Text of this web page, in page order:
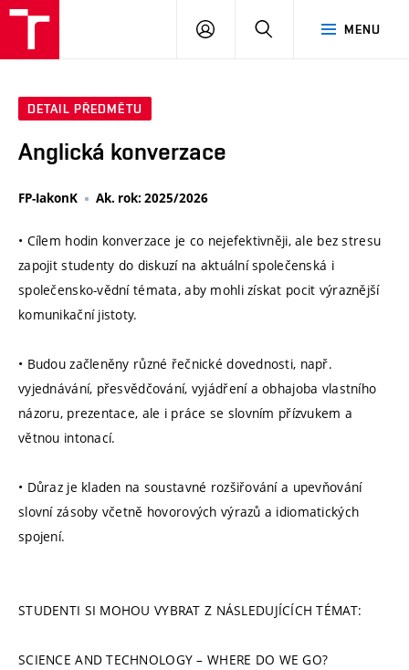
MENU
PŘIHLÁSIT
DETAIL PŘEDMĚTU
Anglická konverzace
FP-IakonK Ak. rok: 2025/2026
• Cílem hodin konverzace je co nejefektivněji, ale bez stresu
zapojit studenty do diskuzí na aktuální společenská i
společensko-vědní témata, aby mohli získat pocit výraznější
komunikační jistoty.
• Budou začleněny různé řečnické dovednosti, např.
vyjednávání, přesvědčování, vyjádření a obhajoba vlastního
názoru, prezentace, ale i práce se slovním přízvukem a
větnou intonací.
• Důraz je kladen na soustavné rozšiřování a upevňování
slovní zásoby včetně hovorových výrazů a idiomatických
spojení.
STUDENTI SI MOHOU VYBRAT Z NÁSLEDUJÍCÍCH TÉMAT:
SCIENCE AND TECHNOLOGY – WHERE DO WE GO?